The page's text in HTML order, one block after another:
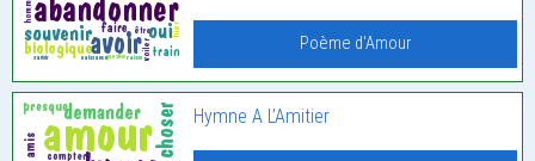
Poème d'Amour
Hymne A L’Amitier